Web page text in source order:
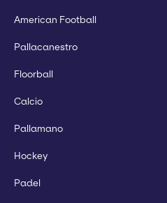
American Football
Pallacanestro
Floorball
Calcio
Pallamano
Hockey
Padel